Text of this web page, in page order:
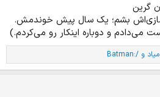
گرین
بشم؛ یک سال پیش خوندمش.
می‌دادم و دوباره اینکار رو می‌کردم.)
و Batman:/